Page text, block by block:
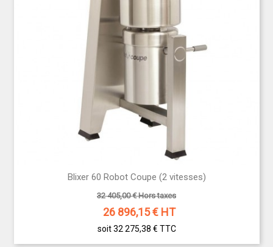
Blixer 60 Robot Coupe (2 vitesses)
32 405,00 € Hors taxes
26 896,15€ HT
soit 32 275,38 € TTC